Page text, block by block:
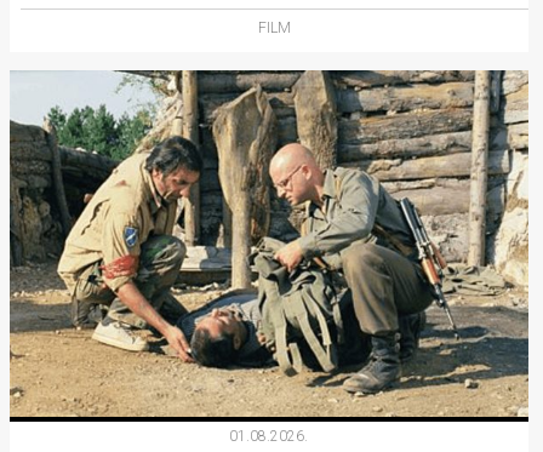
FILM
01.08.2026.